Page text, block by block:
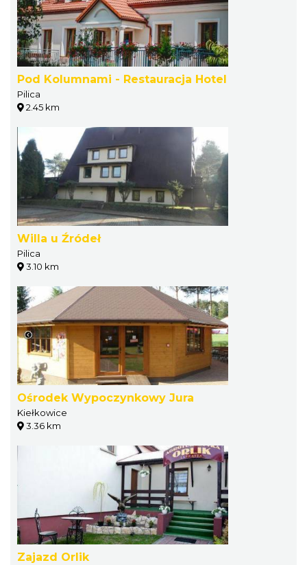
Pod Kolumnami - Restauracja Hotel
Pilica
2.45 km
Willa u Źródeł
Pilica
3.10 km
Ośrodek Wypoczynkowy Jura
Kiełkowice
3.36 km
Zajazd Orlik